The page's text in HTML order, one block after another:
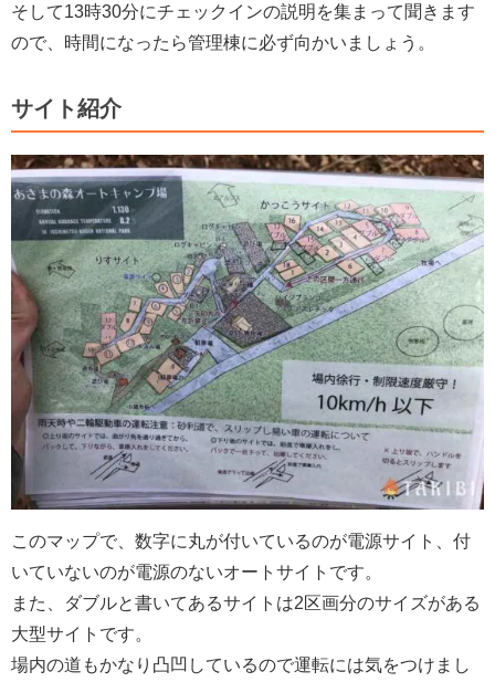
そして13時30分にチェックインの説明を集まって聞きます
ので、時間になったら管理棟に必ず向かいましょう。
サイト紹介
このマップで、数字に丸が付いているのが電源サイト、付
いていないのが電源のないオートサイトです。
また、ダブルと書いてあるサイトは2区画分のサイズがある
大型サイトです。
場内の道もかなり凸凹しているので運転には気をつけまし